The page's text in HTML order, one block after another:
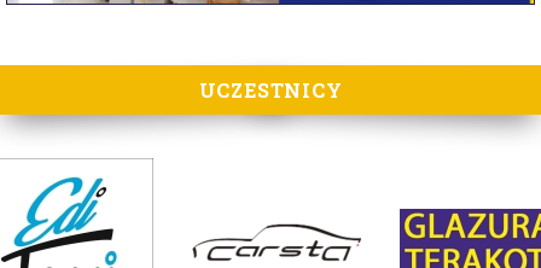
UCZESTNICY